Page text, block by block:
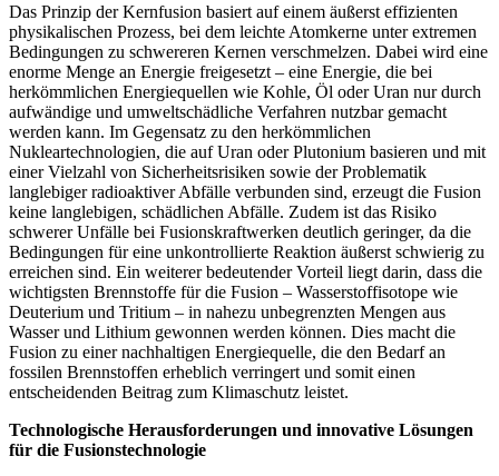
Das Prinzip der Kernfusion basiert auf einem äußerst effizienten
physikalischen Prozess, bei dem leichte Atomkerne unter extremen
Bedingungen zu schwereren Kernen verschmelzen. Dabei wird eine
enorme Menge an Energie freigesetzt – eine Energie, die bei
herkömmlichen Energiequellen wie Kohle, Öl oder Uran nur durch
aufwändige und umweltschädliche Verfahren nutzbar gemacht
werden kann. Im Gegensatz zu den herkömmlichen
Nukleartechnologien, die auf Uran oder Plutonium basieren und mit
einer Vielzahl von Sicherheitsrisiken sowie der Problematik
langlebiger radioaktiver Abfälle verbunden sind, erzeugt die Fusion
keine langlebigen, schädlichen Abfälle. Zudem ist das Risiko
schwerer Unfälle bei Fusionskraftwerken deutlich geringer, da die
Bedingungen für eine unkontrollierte Reaktion äußerst schwierig zu
erreichen sind. Ein weiterer bedeutender Vorteil liegt darin, dass die
wichtigsten Brennstoffe für die Fusion – Wasserstoffisotope wie
Deuterium und Tritium – in nahezu unbegrenzten Mengen aus
Wasser und Lithium gewonnen werden können. Dies macht die
Fusion zu einer nachhaltigen Energiequelle, die den Bedarf an
fossilen Brennstoffen erheblich verringert und somit einen
entscheidenden Beitrag zum Klimaschutz leistet.
Technologische Herausforderungen und innovative Lösungen
für die Fusionstechnologie